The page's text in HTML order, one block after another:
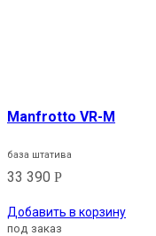
Manfrotto VR-M
база штатива
33 390 Р
Добавить в корзину
под заказ